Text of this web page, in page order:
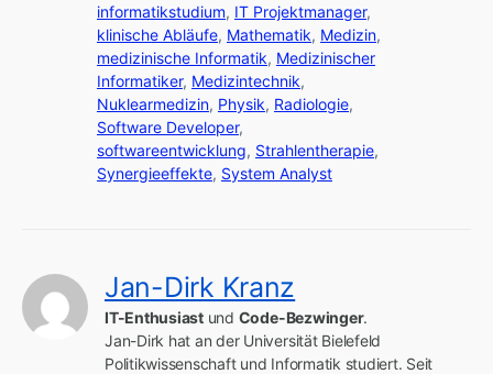
informatikstudium, IT Projektmanager,
klinische Abläufe, Mathematik, Medizin,
medizinische Informatik, Medizinischer
Informatiker, Medizintechnik,
Nuklearmedizin, Physik, Radiologie,
Software Developer,
softwareentwicklung, Strahlentherapie,
Synergieeffekte, System Analyst
Jan-Dirk Kranz
IT-Enthusiast und Code-Bezwinger.
Jan-Dirk hat an der Universität Bielefeld
Politikwissenschaft und Informatik studiert. Seit